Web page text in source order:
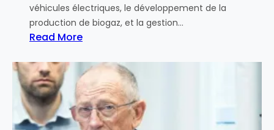
véhicules électriques, le développement de la
production de biogaz, et la gestion…
Read More
R
a
p
p
o